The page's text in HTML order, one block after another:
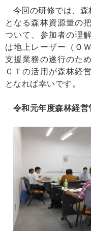
今回の研修では、
となる森林資源量の
ついて、参加者の理
は地上レーザー（Ｏ
支援業務の遂行のた
ＣＴの活用が森林経
となれば幸いです。
令和元年度森林経